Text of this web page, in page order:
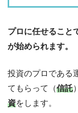
プロに任せること
が始められます。
投資のプロである
てもらって（信託
資をします。